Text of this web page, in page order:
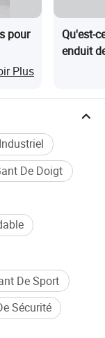
comme ci-
différentes
:
pour
Plus
Qu'est-
enduit
De Doigt
De Sport
Sécurité